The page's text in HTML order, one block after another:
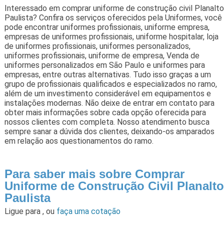
Interessado em comprar uniforme de construção civil Planalto
Paulista? Confira os serviços oferecidos pela Uniformes, você
pode encontrar uniformes profissionais, uniforme empresa,
empresas de uniformes profissionais, uniforme hospitalar, loja
de uniformes profissionais, uniformes personalizados,
uniformes profissionais, uniforme de empresa, Venda de
uniformes personalizados em São Paulo e uniformes para
empresas, entre outras alternativas. Tudo isso graças a um
grupo de profissionais qualificados e especializados no ramo,
além de um investimento considerável em equipamentos e
instalações modernas. Não deixe de entrar em contato para
obter mais informações sobre cada opção oferecida para
nossos clientes com completa. Nosso atendimento busca
sempre sanar a dúvida dos clientes, deixando-os amparados
em relação aos questionamentos do ramo.
Para saber mais sobre Comprar
Uniforme de Construção Civil Planalto
Paulista
Ligue para , ou faça uma cotação